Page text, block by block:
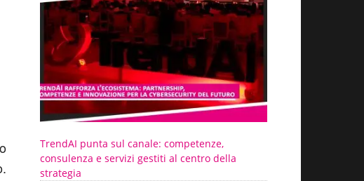
TrendAI punta sul canale: competenze,
consulenza e servizi gestiti al centro della
strategia